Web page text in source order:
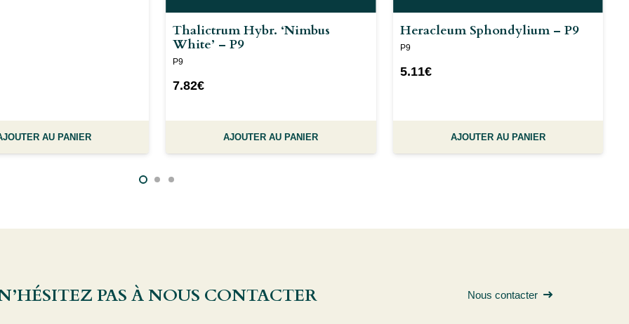
AU PANIER
Thalictrum Hybr. ‘Nimbus
White’ – P9
P9
7.82€
AJOUTER AU PANIER
Heracleum Sphondylium – P9
P9
5.11€
AJOUTER AU PANIER
PAS À NOUS CONTACTER Nous contacter